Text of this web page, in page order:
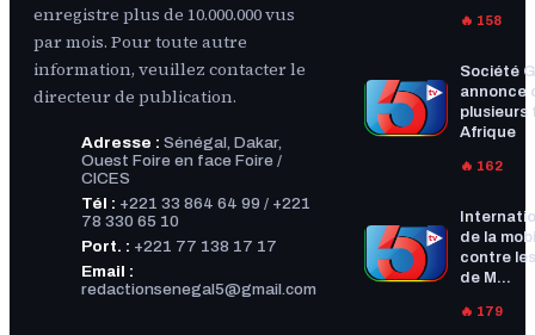
enregistre plus de 10.000.000 vus
par mois. Pour toute autre
information, veuillez contacter le
directeur de publication.
Adresse : Sénégal, Dakar,
Ouest Foire en face Foire /
CICES
Tél : +221 33 864 64 99 / +221
78 330 65 10
Port. : +221 77 138 17 17
Email :
redactionsenegal5@gmail.com
🔥 158
Société
annonce
plusieurs
Afrique
🔥 162
de la
contre
de M...
🔥 179